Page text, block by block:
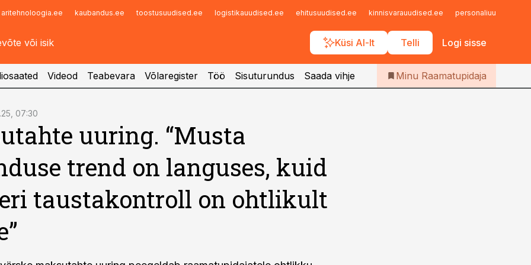
aritehnoloogia.ee kaubandus.ee toostusuudised.ee logistikauudised.ee ehitusuudised.ee kinnisvarauudised.ee personaliuudised.ee
Küsi AI-lt Telli Logi sisse
Infopank
Iseteenindus
Telli Raamatupidaja
Videod Teabevara Võlaregister Töö Sisuturundus Saada vihje Minu Raamatupidaja
07:30
uuring. “Musta
trend on languses, kuid
taustakontroll on ohtlikult